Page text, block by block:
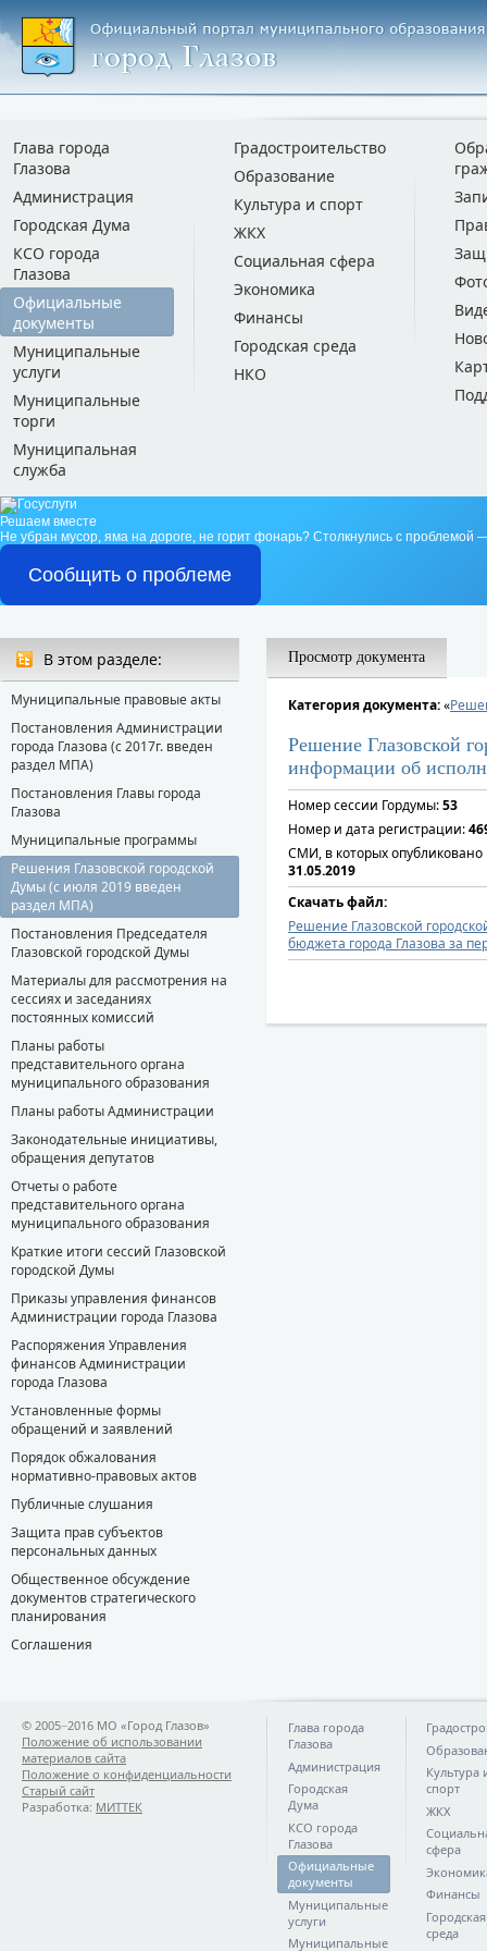
Глава города
Глазова
Администрация
Городская Дума
КСО города
Глазова
Официальные
документы
Муниципальные
услуги
Муниципальные
торги
Муниципальная
служба
Градостроительство
Образование
Культура и спорт
ЖКХ
Социальная сфера
Экономика
Финансы
Городская среда
НКО
Решаем вместе
Не убран мусор, яма на дороге, не горит фонарь? Столкнулись с проблемой
Сообщить о проблеме
В этом разделе:
Муниципальные правовые акты
Постановления Администрации
города Глазова (с 2017г. введен
раздел МПА)
Постановления Главы города
Глазова
Муниципальные программы
Решения Глазовской городской
Думы (с июля 2019 введен
раздел МПА)
Постановления Председателя
Глазовской городской Думы
Материалы для рассмотрения на
сессиях и заседаниях
постоянных комиссий
Планы работы
представительного органа
муниципального образования
Планы работы Администрации
Законодательные инициативы,
обращения депутатов
Отчеты о работе
представительного органа
муниципального образования
Краткие итоги сессий Глазовской
городской Думы
Приказы управления финансов
Администрации города Глазова
Распоряжения Управления
финансов Администрации
города Глазова
Установленные формы
обращений и заявлений
Порядок обжалования
нормативно-правовых актов
Публичные слушания
Защита прав субъектов
персональных данных
Общественное обсуждение
документов стратегического
планирования
Соглашения
Просмотр документа
Категория документа:«
Решение Глазовской
информации об
Номер сессии Гордумы:53
Номер и дата регистрации:
СМИ, в которых
31.05.2019
Скачать файл:
Решение Глазовской
бюджета города Глазова за
© 2005−2016 МО «Город Глазов»
Положение об использовании
материалов сайта
Положение о конфиденциальности
Старый сайт
Разработка: МИТТЕК
Глава города
Глазова
Администрация
Городская
Дума
КСО города
Глазова
Официальные
документы
Муниципальные
услуги
Муниципальные
Культура
спорт
ЖКХ
сфера
Финансы
Городская
среда